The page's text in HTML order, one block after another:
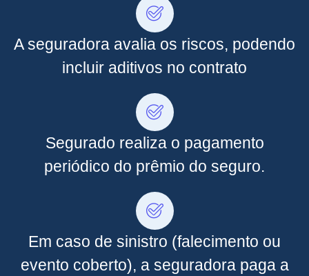
A seguradora avalia os riscos, podendo
incluir aditivos no contrato
Segurado realiza o pagamento
periódico do prêmio do seguro.
Em caso de sinistro (falecimento ou
evento coberto), a seguradora paga a